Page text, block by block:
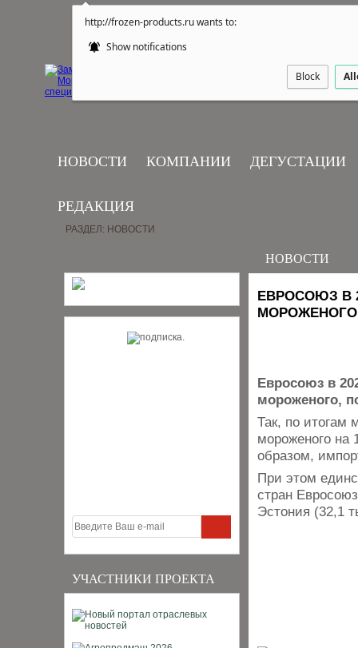
http://frozen-products.ru wants to:
Show notifications
Block
НОВОСТИ КОМПАНИИ ДЕГУСТАЦИИ
РЕДАКЦИЯ
УЧАСТНИКИ ПРОЕКТА
РАЗДЕЛ: НОВОСТИ
НОВОСТИ
ЕВРОСОЮЗ В
МОРОЖЕНОГО
Евросоюз в
мороженого,
Так, по итогам
мороженого на
образом,
При этом
стран
Эстония (32,1